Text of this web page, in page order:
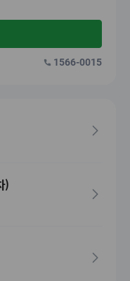
1566-0015
)